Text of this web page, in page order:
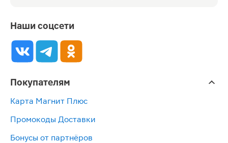
Наши соцсети
Покупателям
Карта Магнит Плюс
Промокоды Доставки
Бонусы от партнёров